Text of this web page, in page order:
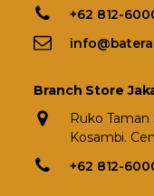
+62 812-
Branch Store
Ruko Taman
Kosambi.
+62 812-